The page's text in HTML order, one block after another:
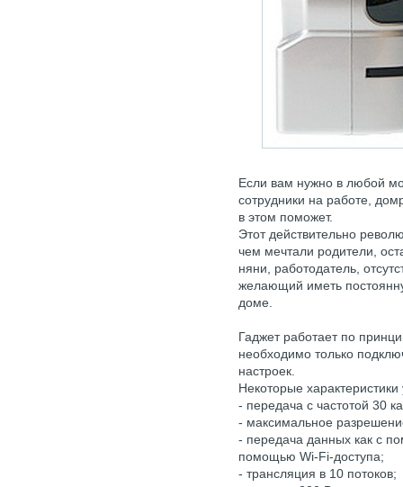
Если вам нужно в любой
сотрудники на работе,
в этом поможет.
Этот действительно
чем мечтали родители,
няни, работодатель,
желающий иметь
доме.
Гаджет работает по
необходимо только
настроек.
Некоторые характеристики
- передача с частотой 30
- максимальное
- передача данных как с
помощью Wi-Fi-доступа;
- трансляция в 10 потоков;